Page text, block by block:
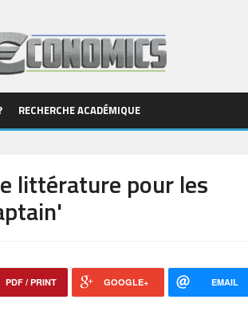
RECHERCHE ACADÉMIQUE
littérature pour les
PDF / PRINT GOOGLE+ EMAIL